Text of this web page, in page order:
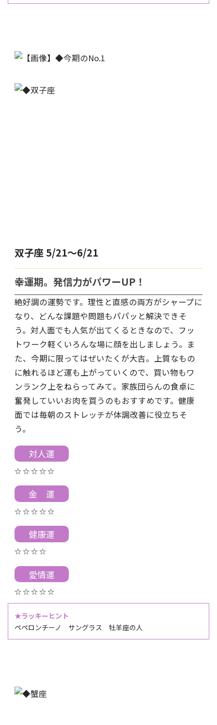
双子座 5/21～6/21
幸運期。発信力がパワーUP！
絶好調の運勢です。理性と直感の両方がシャープに
なり、どんな課題や問題もパパッと解決できそ
う。対人面でも人気が出てくるときなので、フッ
トワーク軽くいろんな場に顔を出しましょう。ま
た、今期に限ってはぜいたくが大吉。上質なもの
に触れるほど運も上がっていくので、買い物もワ
ンランク上をねらってみて。家族団らんの食卓に
奮発していいお肉を買うのもおすすめです。健康
面では毎朝のストレッチが体調改善に役立ちそ
う。
対人運
☆ ☆ ☆ ☆ ☆
金 運
☆ ☆ ☆ ☆ ☆
健康運
☆ ☆ ☆ ☆
愛情運
☆ ☆ ☆ ☆ ☆
★ラッキーヒント
ペペロンチーノ サングラス 牡羊座の人